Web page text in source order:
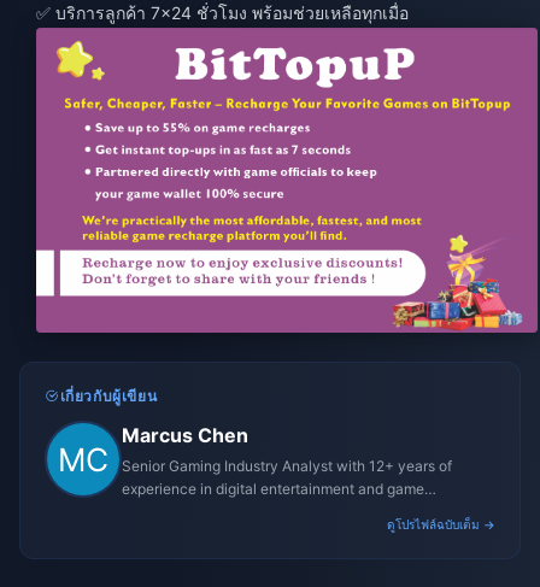
✅ บริการลูกค้า 7×24 ชั่วโมง พร้อมช่วยเหลือทุกเมื่อ
เกี่ยวกับผู้เขียน
Marcus Chen
Senior Gaming Industry Analyst with 12+ years of
experience in digital entertainment and game
ดูโปรไฟล์ฉบับเต็ม →